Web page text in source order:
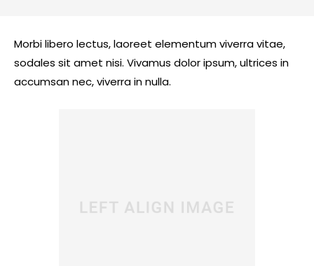
Morbi libero lectus, laoreet elementum viverra vitae,
sodales sit amet nisi. Vivamus dolor ipsum, ultrices in
accumsan nec, viverra in nulla.